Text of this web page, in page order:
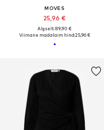
MOVES
25,96 €
Algselt: 89,90 €
Viimane madalaim hind:25,96 €